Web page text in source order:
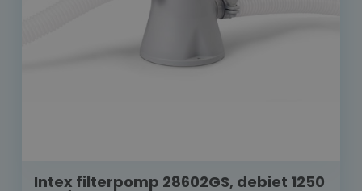
Intex filterpomp 28602GS, debiet 1250